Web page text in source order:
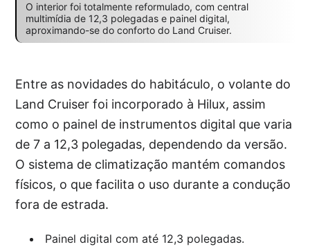
O interior foi totalmente reformulado, com central
multimídia de 12,3 polegadas e painel digital,
aproximando-se do conforto do Land Cruiser.
Entre as novidades do habitáculo, o volante do
Land Cruiser foi incorporado à Hilux, assim
como o painel de instrumentos digital que varia
de 7 a 12,3 polegadas, dependendo da versão.
O sistema de climatização mantém comandos
físicos, o que facilita o uso durante a condução
fora de estrada.
Painel digital com até 12,3 polegadas.